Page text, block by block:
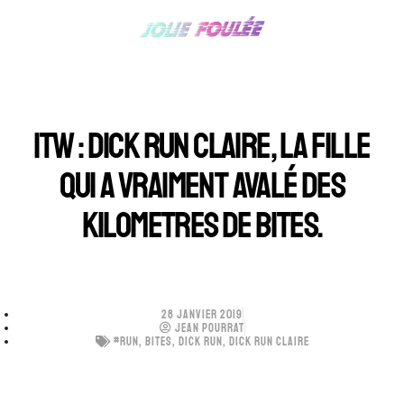
ITW : DICK RUN CLAIRE, LA FILLE
QUI A VRAIMENT AVALÉ DES
KILOMETRES DE BITES.
28 JANVIER 2019
JEAN POURRAT
#RUN, BITES, DICK RUN, DICK RUN CLAIRE